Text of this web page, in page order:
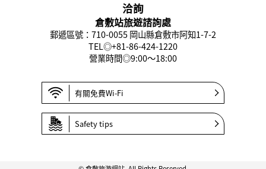
洽詢
倉敷站旅遊諮詢處
郵遞區號：710-0055 岡山縣倉敷市阿知1-7-2
TEL◎+81-86-424-1220
營業時間◎9:00〜18:00
有關免費Wi-Fi
Safety tips